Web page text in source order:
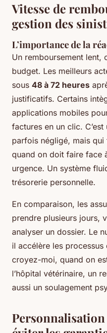
Vitesse de
gestion des
L’importance de la
Un remboursement lent,
budget. Les meilleurs
sous 48 à 72 heures
justificatifs. Certains
applications mobiles
factures en un clic.
parfois négligé, mais
quand on doit faire face
urgence. Un système
trésorerie personnelle.
En comparaison, les
prendre plusieurs jours,
analyser un dossier. Le
il accélère les
croyez-moi, quand on
l’hôpital vétérinaire, un
aussi un soulagement